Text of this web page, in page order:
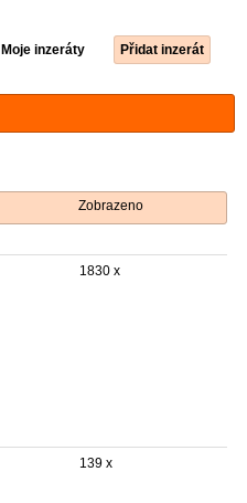
Moje inzeráty Přidat inzerát
Zobrazeno
1830 x
139 x